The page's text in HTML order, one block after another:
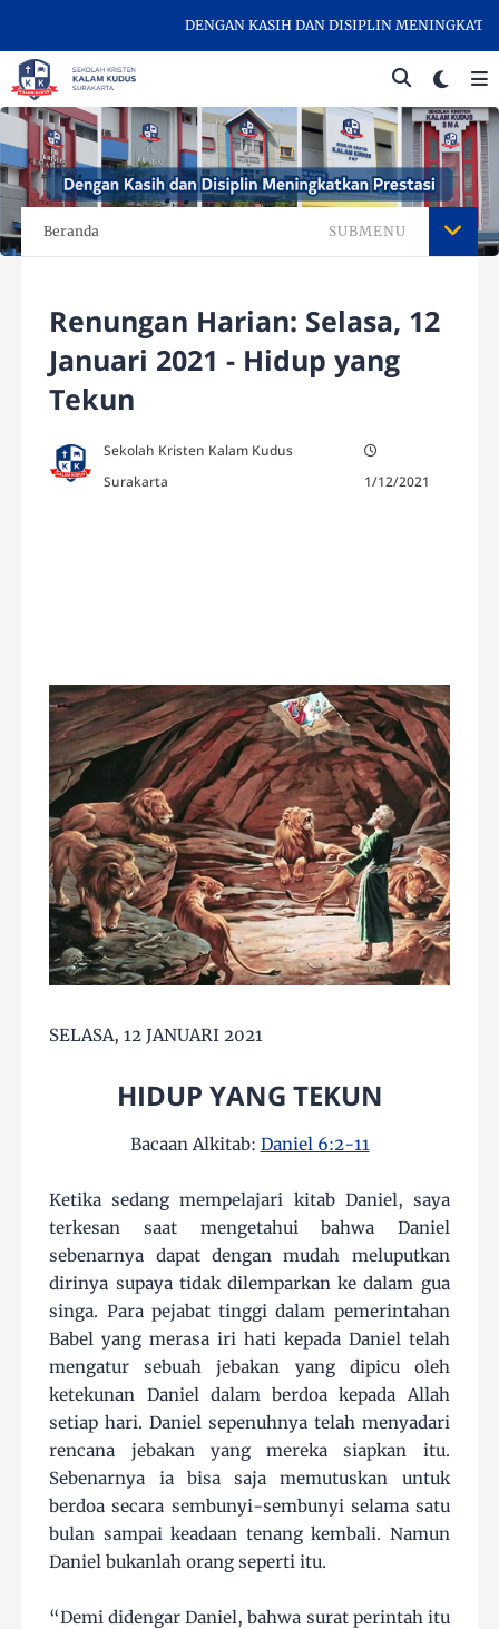
DENGAN KASIH DAN DISIPLIN MENINGKATKAN
Beranda SUBMENU
Renungan Harian: Selasa, 12
Januari 2021 - Hidup yang
Tekun
Sekolah Kristen Kalam Kudus
Surakarta
1/12/2021
SELASA, 12 JANUARI 2021
HIDUP YANG TEKUN
Bacaan Alkitab: Daniel 6:2-11
Ketika sedang mempelajari kitab Daniel, saya
terkesan saat mengetahui bahwa Daniel
sebenarnya dapat dengan mudah meluputkan
dirinya supaya tidak dilemparkan ke dalam gua
singa. Para pejabat tinggi dalam pemerintahan
Babel yang merasa iri hati kepada Daniel telah
mengatur sebuah jebakan yang dipicu oleh
ketekunan Daniel dalam berdoa kepada Allah
setiap hari. Daniel sepenuhnya telah menyadari
rencana jebakan yang mereka siapkan itu.
Sebenarnya ia bisa saja memutuskan untuk
berdoa secara sembunyi-sembunyi selama satu
bulan sampai keadaan tenang kembali. Namun
Daniel bukanlah orang seperti itu.
“Demi didengar Daniel, bahwa surat perintah itu